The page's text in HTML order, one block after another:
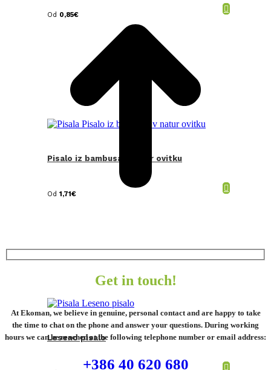
Od 0,85€
Pisalo iz bambusa v natur ovitku
Od 1,71€
Leseno pisalo
Get in touch!
At Ekoman, we believe in genuine, personal contact and are happy to take
the time to chat on the phone and answer your questions. During working
hours we can be reached at the following telephone number or email address:
+386 40 620 680